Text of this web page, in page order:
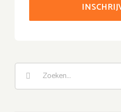
Zoeken